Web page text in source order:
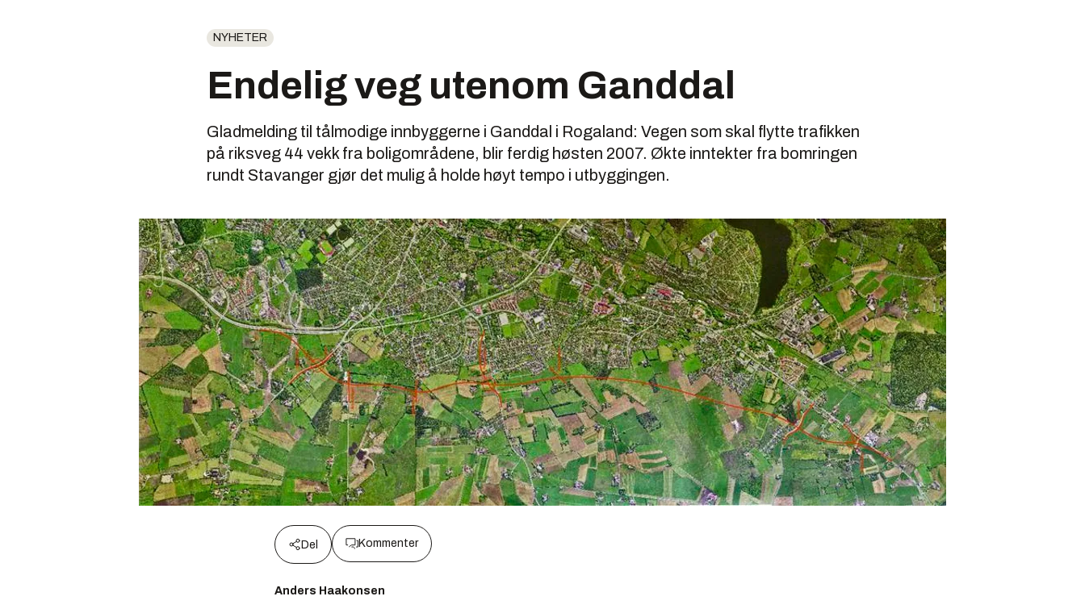
NYHETER
Endelig veg utenom Ganddal
Gladmelding til tålmodige innbyggerne i Ganddal i Rogaland: Vegen som skal flytte trafikken
på riksveg 44 vekk fra boligområdene, blir ferdig høsten 2007. Økte inntekter fra bomringen
rundt Stavanger gjør det mulig å holde høyt tempo i utbyggingen.
Del Kommenter
Anders Haakonsen